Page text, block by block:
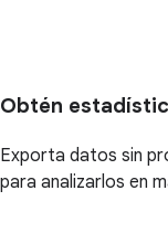
Obtén
Exporta datos sin
para analizarlos en